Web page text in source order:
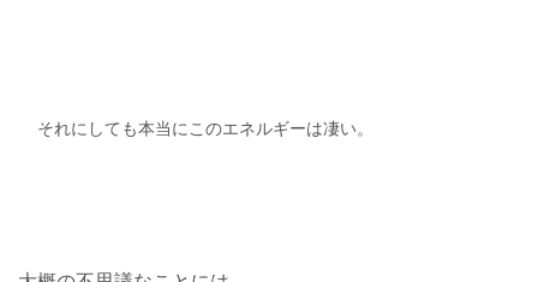
それにしても本当にこのエネルギーは凄い。